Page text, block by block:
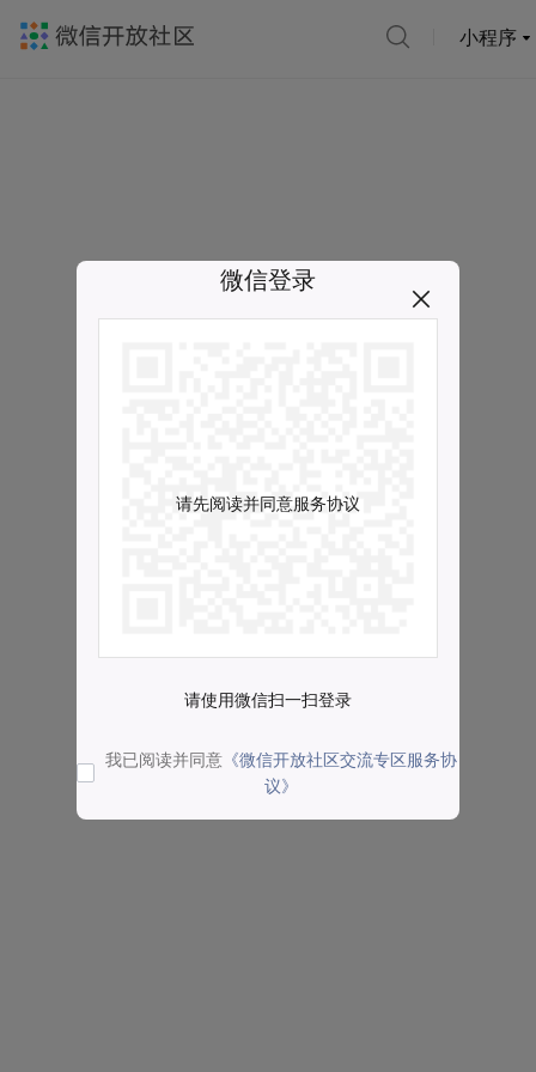
小程序
微信登录
请先阅读并同意服务协议
请使用微信扫一扫登录
我已阅读并同意 《微信开放社区交流专区服务协
议》